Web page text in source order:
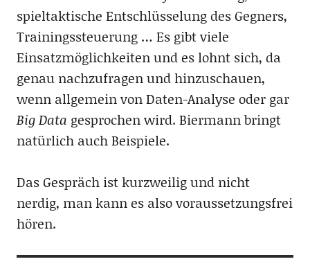
spieltaktische Entschlüsselung des Gegners,
Trainingssteuerung … Es gibt viele
Einsatzmöglichkeiten und es lohnt sich, da
genau nachzufragen und hinzuschauen,
wenn allgemein von Daten-Analyse oder gar
Big Data gesprochen wird. Biermann bringt
natürlich auch Beispiele.
Das Gespräch ist kurzweilig und nicht
nerdig, man kann es also voraussetzungsfrei
hören.